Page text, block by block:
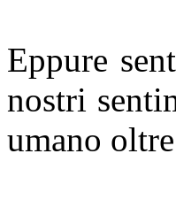
Eppure
nostri
umano